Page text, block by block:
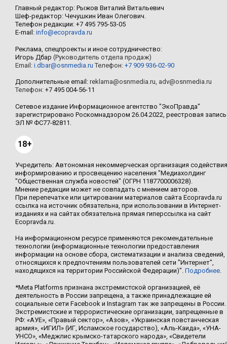
Главный редактор: Рыжов Виталий Витальевич
Шеф-редактор: Чечушкин Иван Олегович.
Телефон редакции: +7 495 795-53-05
E-mail: info@ecopravda.ru
Реклама, спецпроекты и иное сотрудничество:
Игорь Дбар (Руководитель отдела продаж)
Email: i.dbar@osnmedia.ru Телефон: +7 909 936-02-90
Дополнительные email: reklama@osnmedia.ru, adv@osnmedia.ru
Телефон: +7 495 004-56-11
Сетевое издание Информационное агентство "ЭкоПравда"
зарегистрировано Роскомнадзором 26.04.2022, реестровая запись
ЭЛ № ФС77-82811.
18+
Учредитель: Автономная некоммерческая организация содействия
информированию и просвещению населения "Медиахолдинг
"Общественная служба новостей" (ОГРН 1187700006328).
Мнение редакции может не совпадать с мнением авторов.
При перепечатке или цитировании материалов сайта Ecopravda.ru
ссылка на источник обязательна, при использовании в Интернет-
изданиях и на сайтах обязательна прямая гиперссылка на сайт
Ecopravda.ru.
На информационном ресурсе применяются рекомендательные
технологии (информационные технологии предоставления
информации на основе сбора, систематизации и анализа сведений,
относящихся к предпочтениям пользователей сети "Интернет",
находящихся на территории Российской Федерации)". Подробнее.
*Meta Platforms признана экстремистской организацией, её
деятельность в России запрещена, а также принадлежащие ей
социальные сети Facebook и Instagram так же запрещены в России.
Экстремистские и террористические организации, запрещенные в
РФ: «АУЕ», «Правый сектор», «Азов», «Украинская повстанческая
армия», «ИГИЛ» (ИГ, Исламское государство), «Аль-Каида», «УНА-
УНСО», «Меджлис крымско-татарского народа», «Свидетели